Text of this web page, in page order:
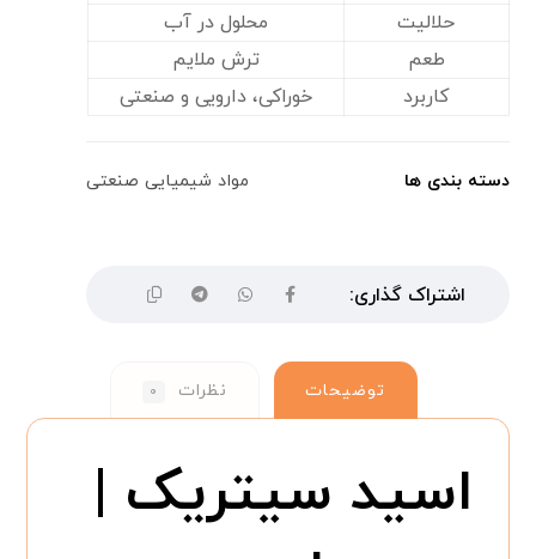
حلالیت
محلول در آب
طعم
ترش ملایم
کاربرد
خوراکی، دارویی و صنعتی
دسته بندی ها مواد شیمیایی صنعتی
توضیحات نظرات ۰
اسید سیتریک |